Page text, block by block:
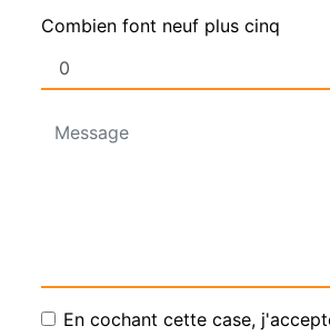
Combien font neuf plus cinq
En cochant cette case,